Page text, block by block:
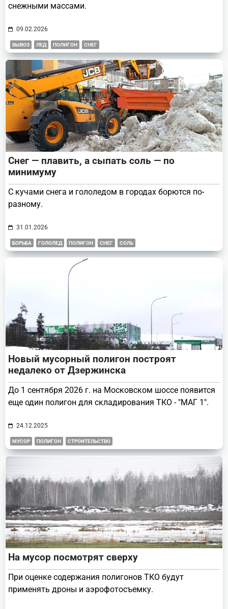
снежными массами.
09.02.2026
ВЫВОЗ ЛЕД ПОЛИГОН СНЕГ
Снег — плавить, а сыпать соль — по
минимуму
С кучами снега и гололедом в городах борются по-
разному.
31.01.2026
БОРЬБА ГОЛОЛЕД ПОЛИГОН СНЕГ СОЛЬ
Новый мусорный полигон построят
недалеко от Дзержинска
До 1 сентября 2026 г. на Московском шоссе появится
еще один полигон для складирования ТКО - "МАГ 1".
24.12.2025
МУСОР ПОЛИГОН СТРОИТЕЛЬСТВО
На мусор посмотрят сверху
При оценке содержания полигонов ТКО будут
применять дроны и аэрофотосъемку.